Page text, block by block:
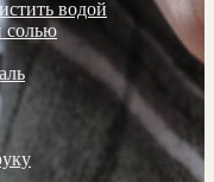
водой
солью